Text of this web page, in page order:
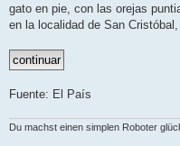
r
a
gato en pie, con las orejas
en la localidad de San
Fuente: El País
Du machst einen simplen Roboter